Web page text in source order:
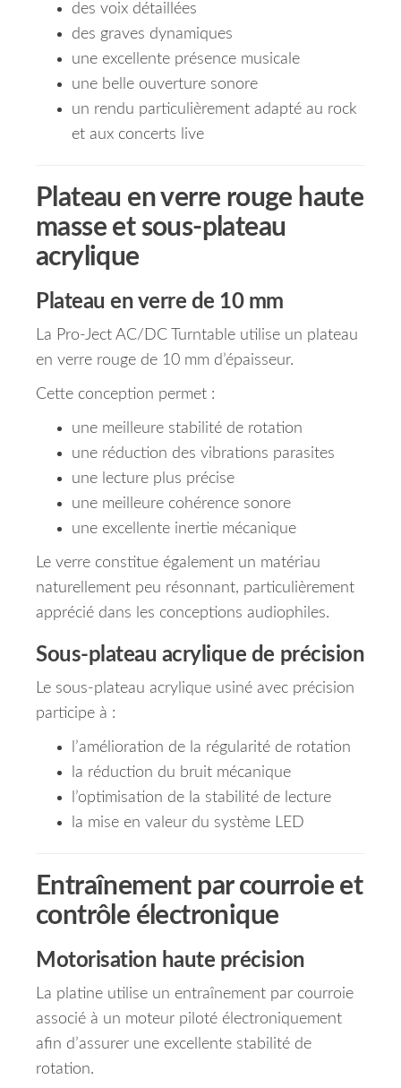
des voix détaillées
des graves dynamiques
une excellente présence musicale
une belle ouverture sonore
un rendu particulièrement adapté au rock
et aux concerts live
Plateau en verre rouge haute
masse et sous-plateau
acrylique
Plateau en verre de 10 mm
La Pro-Ject AC/DC Turntable utilise un plateau
en verre rouge de 10 mm d’épaisseur.
Cette conception permet :
une meilleure stabilité de rotation
une réduction des vibrations parasites
une lecture plus précise
une meilleure cohérence sonore
une excellente inertie mécanique
Le verre constitue également un matériau
naturellement peu résonnant, particulièrement
apprécié dans les conceptions audiophiles.
Sous-plateau acrylique de précision
Le sous-plateau acrylique usiné avec précision
participe à :
l’amélioration de la régularité de rotation
la réduction du bruit mécanique
l’optimisation de la stabilité de lecture
la mise en valeur du système LED
Entraînement par courroie et
contrôle électronique
Motorisation haute précision
La platine utilise un entraînement par courroie
associé à un moteur piloté électroniquement
afin d’assurer une excellente stabilité de
rotation.